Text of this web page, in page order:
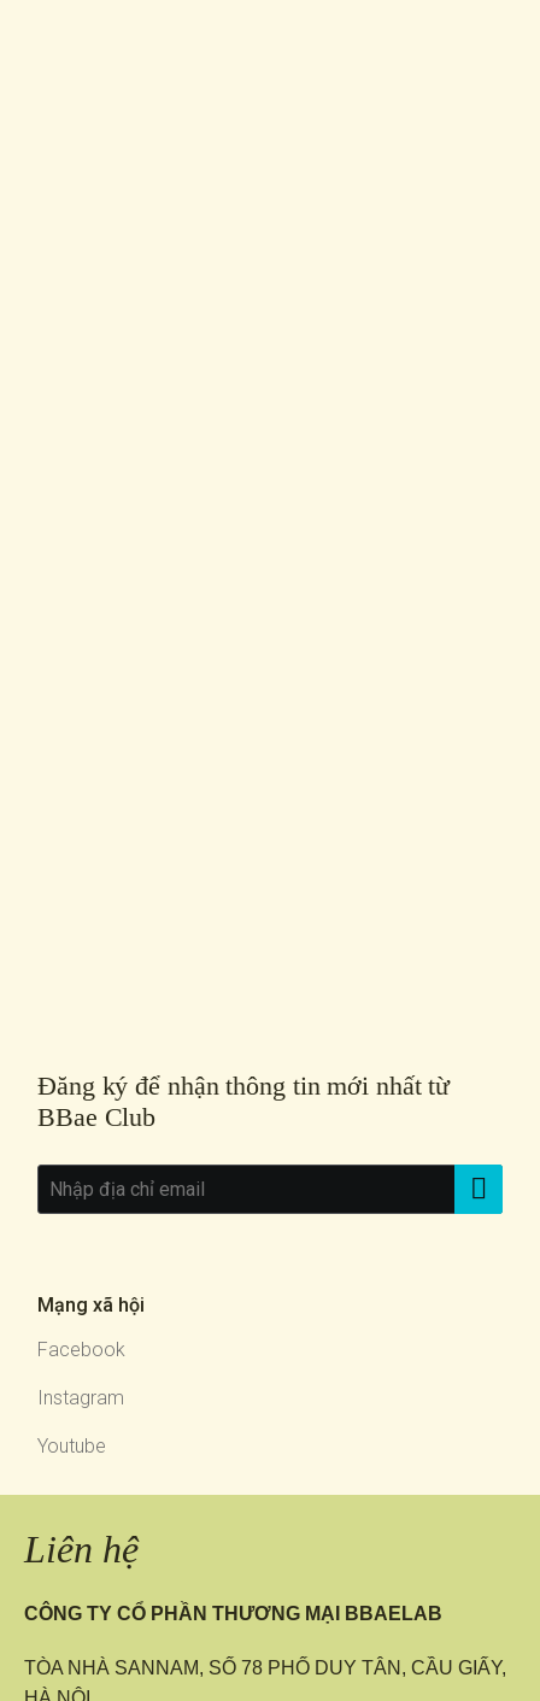
Đăng ký để nhận thông tin mới nhất từ
BBae Club
Mạng xã hội
Facebook
Instagram
Youtube
Liên hệ
CÔNG TY CỔ PHẦN THƯƠNG MẠI BBAELAB
TÒA NHÀ SANNAM, SỐ 78 PHỐ DUY TÂN, CẦU GIẤY,